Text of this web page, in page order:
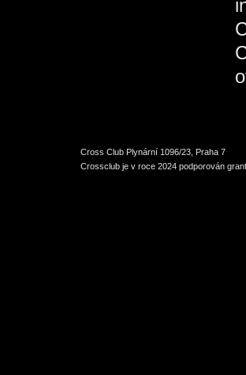
Cross Club Plynární 1096/23, Praha 7
Crossclub je v roce 2024 podporován